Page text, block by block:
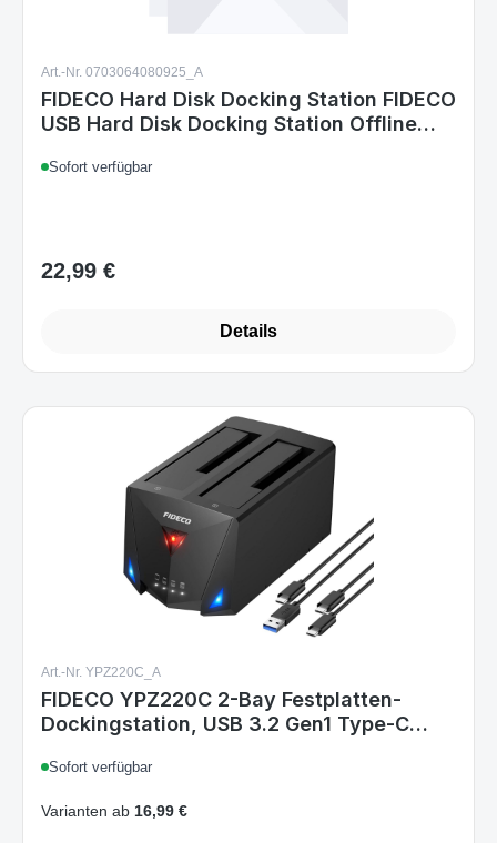
Art.-Nr. 0703064080925_A
FIDECO Hard Disk Docking Station FIDECO
USB Hard Disk Docking Station Offline
HDD SSD SATA supports TF & SD card
Sofort verfügbar
Regulärer Preis:
22,99 €
Details
Art.-Nr. YPZ220C_A
FIDECO YPZ220C 2-Bay Festplatten-
Dockingstation, USB 3.2 Gen1 Type-C
Offline-Klonfunktion, UASP
Sofort verfügbar
Varianten ab 16,99 €